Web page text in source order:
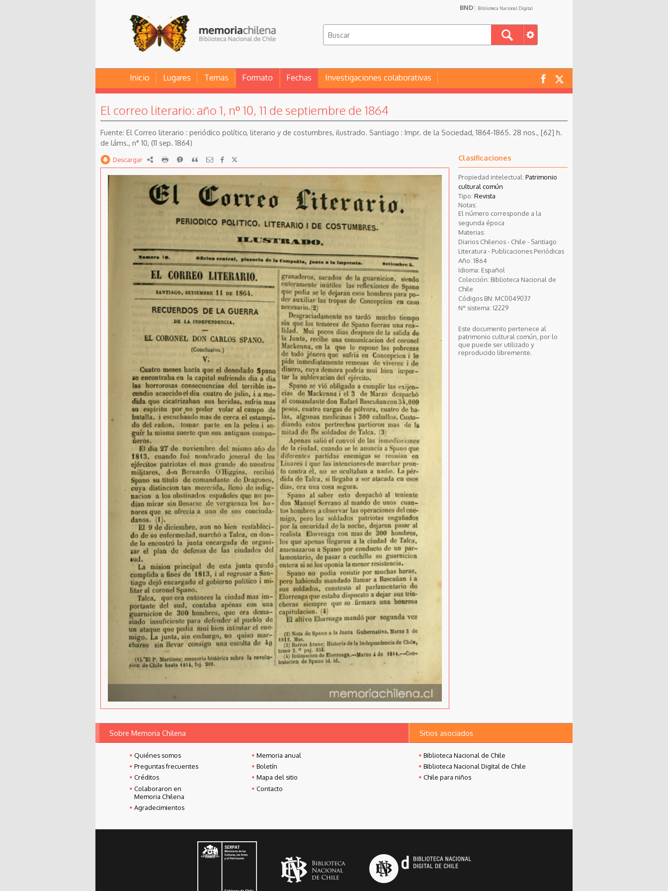
BND Biblioteca Nacional Digital
Inicio Lugares Temas Formato Fechas Investigaciones colaborativas
El correo literario: año 1, nº 10, 11 de septiembre de 1864
El Correo literario : periódico político, literario y de costumbres, ilustrado. Santiago : Impr. de la Sociedad, 1864-1865. 28 nos., [62] h.
de láms., n° 10, (11 sep. 1864)
Descargar RDF imprimirReportarCitar Clasificaciones
Propiedad intelectual: Patrimonio
cultural común
Tipo: Revista
Notas:
El número corresponde a la
segunda época
Materias:
Diarios Chilenos - Chile - Santiago
Literatura - Publicaciones Periódicas
Año: 1864
Idioma: Español
Colección: Biblioteca Nacional de
Chile
Códigos BN: MC0049037
N° sistema: 12229
Este documento pertenece al
patrimonio cultural común, por lo
que puede ser utilizado y
reproducido libremente.
Sobre Memoria Chilena
Quiénes somos
Preguntas frecuentes
Créditos
Colaboraron en
Memoria Chilena
Agradecimientos
Memoria anual
Boletín
Mapa del sitio
Contacto
Sitios asociados
Biblioteca Nacional de Chile
Biblioteca Nacional Digital de Chile
Chile para niños